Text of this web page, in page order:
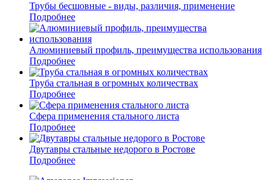
Трубы бесшовные - виды, различия, применение
Подробнее
Алюминиевый профиль, преимущества использования
Подробнее
Труба стальная в огромных количествах
Подробнее
Сфера применения стального листа
Подробнее
Двутавры стальные недорого в Ростове
Подробнее